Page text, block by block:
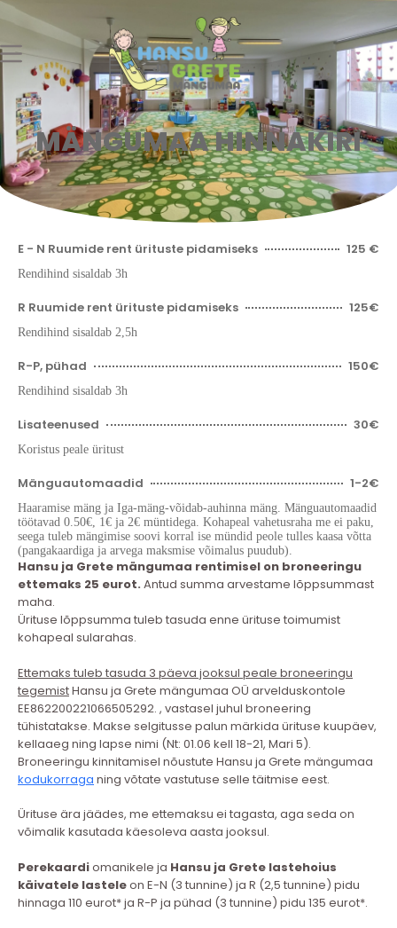
MÄNGUMAA HINNAKIRI
E - N Ruumide rent ürituste pidamiseks 125 €
Rendihind sisaldab 3h
R Ruumide rent ürituste pidamiseks 125€
Rendihind sisaldab 2,5h
R-P, pühad 150€
Rendihind sisaldab 3h
Lisateenused 30€
Koristus peale üritust
Mänguautomaadid 1-2€
Haaramise mäng ja Iga-mäng-võidab-auhinna mäng. Mänguautomaadid
töötavad 0.50€, 1€ ja 2€ müntidega. Kohapeal vahetusraha me ei paku,
seega tuleb mängimise soovi korral ise mündid peole tulles kaasa võtta
(pangakaardiga ja arvega maksmise võimalus puudub).
Hansu ja Grete mängumaa rentimisel on broneeringu
ettemaks 25 eurot. Antud summa arvestame lõppsummast
maha.
Ürituse lõppsumma tuleb tasuda enne ürituse toimumist
kohapeal sularahas.
Ettemaks tuleb tasuda 3 päeva jooksul peale broneeringu
tegemistHansu ja Grete mängumaa OÜ arvelduskontole
EE862200221066505292. , vastasel juhul broneering
tühistatakse. Makse selgitusse palun märkida ürituse kuupäev,
kellaaeg ning lapse nimi (Nt: 01.06 kell 18-21, Mari 5).
Broneeringu kinnitamisel nõustute Hansu ja Grete mängumaa
kodukorraga ning võtate vastutuse selle täitmise eest.
Ürituse ära jäädes, me ettemaksu ei tagasta, aga seda on
võimalik kasutada käesoleva aasta jooksul.
Perekaardiomanikele ja Hansu ja Grete lastehoius
käivatele lasteleon E-N (3 tunnine) ja R (2,5 tunnine) pidu
hinnaga 110 eurot* ja R-P ja pühad (3 tunnine) pidu 135 eurot*.